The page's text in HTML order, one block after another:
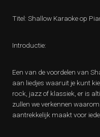
Titel: Shallow Karaoke op
Introductie:
Een van de voordelen van
aan liedjes waaruit je kunt
rock, jazz of klassiek, er is
zullen we verkennen
aantrekkelijk maakt voor